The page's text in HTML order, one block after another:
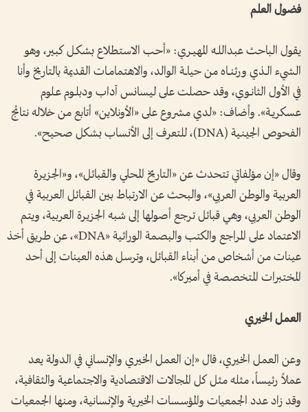
فضول العلم
يقول الباحث عبداللــه المهيــري: «أحـب الاستطلاع بشكــل كبير، وهو
الشيء الــذي ورثنـــاه من حياـــة الوالد، والاهتمامــات القديمة بالتاريخ وأنا
في الأول الثانــوي، وقد حصلت على ليسانس آداب ودبلــوم عــلوم
عسكريــة». وأضاف: «لدي مشروع على «الأونلاين» أتابع من خلاله نتائج
الفحوص الجينية (DNA)، للتعرف إلى الأنساب بشكل صحيح».
وقال «إن مؤلفاتي تتحدث عن «التاريخ المحلي والقبائل»، و«الجزيرة
العربية والوطن العربي»، والبحث عن الارتباط بين القبائل العربية في
الوطن العربي، وهي قبائل ترجع أصولها إلى شبه الجزيرة العربية، ويتم
الاعتماد على المراجع والكتب والبصمة الوراثية «DNA»، عن طريق أخذ
عينات من أشخاص من أبناء القبائل، وترسل هذه العينات إلى أحد
المختبرات المتخصصة في أميركا».
العمل الخيري
وعن العمل الخيري، قال «إن العمل الخيري والإنساني في الدولة يعد
عملاً رئيساً، مثله مثل كل المجالات الاقتصادية والاجتماعية والثقافية،
وقد زاد عدد الجمعيات والمؤسسات الخيرية والإنسانية، ومنها الجمعيات